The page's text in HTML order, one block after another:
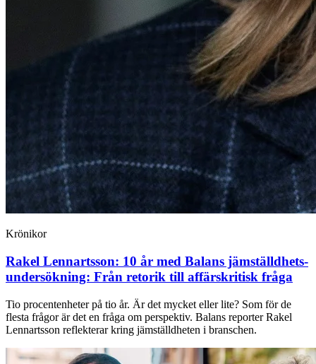
Krönikor
Rakel Lennartsson: 10 år med Balans jämställdhets­
undersökning: Från retorik till affärskritisk fråga
Tio procentenheter på tio år. Är det mycket eller lite? Som för de
flesta frågor är det en fråga om perspektiv. Balans reporter Rakel
Lennartsson reflekterar kring jämställdheten i branschen.